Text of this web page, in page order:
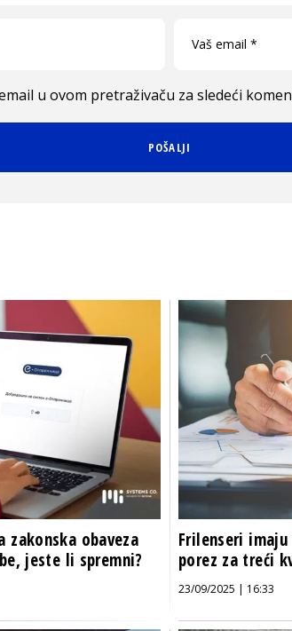
u ovom pretraživaču za sledeći
zakonska obaveza
jeste li spremni?
Frilenseri
porez za treći
23/09/2025 | 16:33